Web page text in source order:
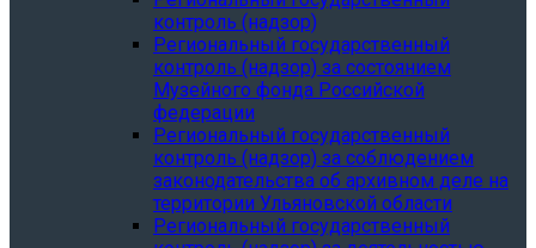
контроль (надзор)
Региональный государственный
контроль (надзор) за состоянием
Музейного фонда Российской
федерации
Региональный государственный
контроль (надзор) за соблюдением
законодательства об архивном деле на
территории Ульяновской области
Региональный государственный